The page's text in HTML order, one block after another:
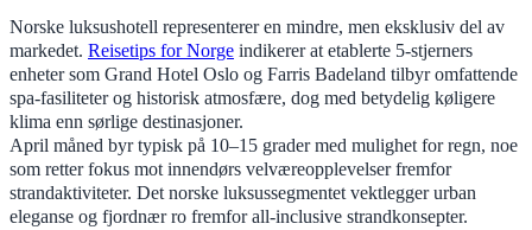
Norske luksushotell representerer en mindre, men eksklusiv del av
markedet. Reisetips for Norge indikerer at etablerte 5-stjerners
enheter som Grand Hotel Oslo og Farris Badeland tilbyr omfattende
spa-fasiliteter og historisk atmosfære, dog med betydelig køligere
klima enn sørlige destinasjoner.
April måned byr typisk på 10–15 grader med mulighet for regn, noe
som retter fokus mot innendørs velværeopplevelser fremfor
strandaktiviteter. Det norske luksussegmentet vektlegger urban
eleganse og fjordnær ro fremfor all-inclusive strandkonsepter.